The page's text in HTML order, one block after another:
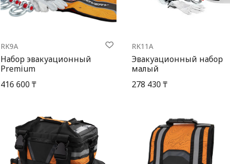
RK9A
Набор эвакуационный
Premium
416 600 ₸
RK11A
Эвакуационный набор
малый
278 430 ₸